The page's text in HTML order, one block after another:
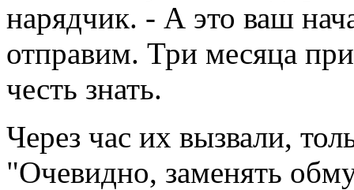
нарядчик. - А это ваш
отправим. Три месяца
честь знать.
Через час их вызвали,
"Очевидно, заменять